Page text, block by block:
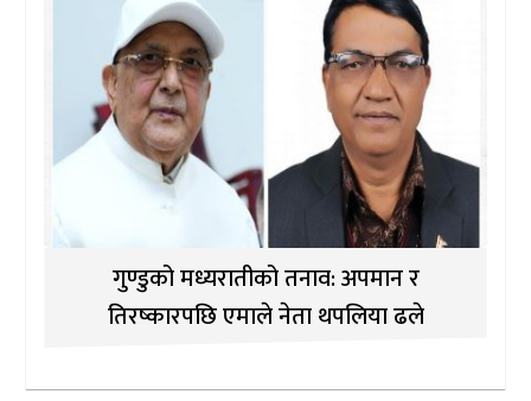
गुण्डुको मध्यरातीको तनाव: अपमान र
तिरष्कारपछि एमाले नेता थपलिया ढले